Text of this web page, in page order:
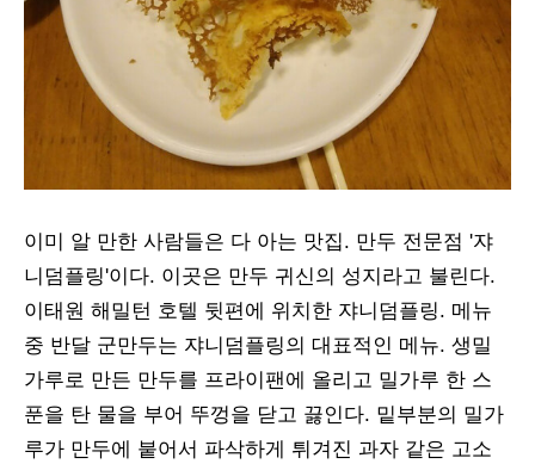
이미 알 만한 사람들은 다 아는 맛집. 만두 전문점 '쟈
니덤플링'이다. 이곳은 만두 귀신의 성지라고 불린다.
이태원 해밀턴 호텔 뒷편에 위치한 쟈니덤플링. 메뉴
중 반달 군만두는 쟈니덤플링의 대표적인 메뉴. 생밀
가루로 만든 만두를 프라이팬에 올리고 밀가루 한 스
푼을 탄 물을 부어 뚜껑을 닫고 끓인다. 밑부분의 밀가
루가 만두에 붙어서 파삭하게 튀겨진 과자 같은 고소